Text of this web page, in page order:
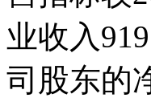
业收入
司股东的